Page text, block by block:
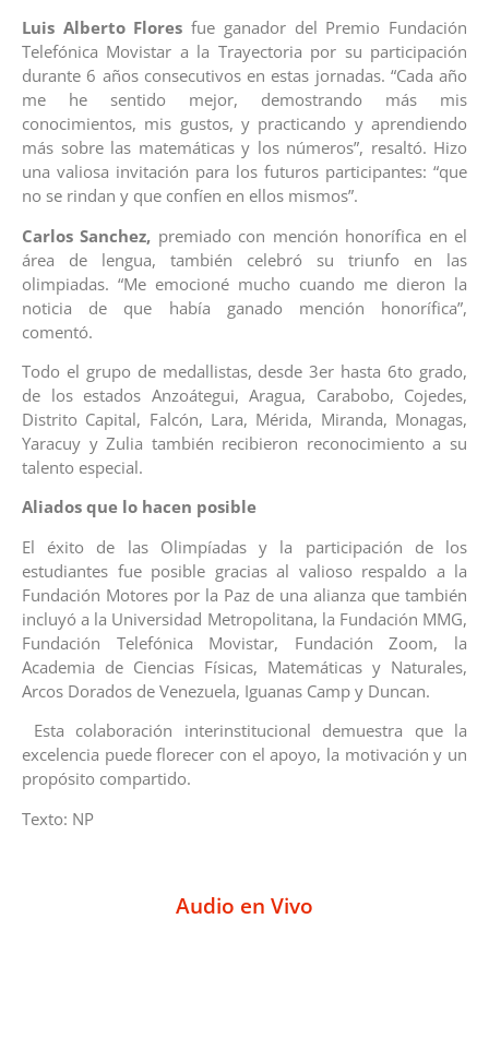
Luis Alberto Flores fue ganador del Premio Fundación
Telefónica Movistar a la Trayectoria por su participación
durante 6 años consecutivos en estas jornadas. “Cada año
me he sentido mejor, demostrando más mis
conocimientos, mis gustos, y practicando y aprendiendo
más sobre las matemáticas y los números”, resaltó. Hizo
una valiosa invitación para los futuros participantes: “que
no se rindan y que confíen en ellos mismos”.
Carlos Sanchez, premiado con mención honorífica en el
área de lengua, también celebró su triunfo en las
olimpiadas. “Me emocioné mucho cuando me dieron la
noticia de que había ganado mención honorífica”,
comentó.
Todo el grupo de medallistas, desde 3er hasta 6to grado,
de los estados Anzoátegui, Aragua, Carabobo, Cojedes,
Distrito Capital, Falcón, Lara, Mérida, Miranda, Monagas,
Yaracuy y Zulia también recibieron reconocimiento a su
talento especial.
Aliados que lo hacen posible
El éxito de las Olimpíadas y la participación de los
estudiantes fue posible gracias al valioso respaldo a la
Fundación Motores por la Paz de una alianza que también
incluyó a la Universidad Metropolitana, la Fundación MMG,
Fundación Telefónica Movistar, Fundación Zoom, la
Academia de Ciencias Físicas, Matemáticas y Naturales,
Arcos Dorados de Venezuela, Iguanas Camp y Duncan.
Esta colaboración interinstitucional demuestra que la
excelencia puede florecer con el apoyo, la motivación y un
propósito compartido.
Texto: NP
Audio en Vivo